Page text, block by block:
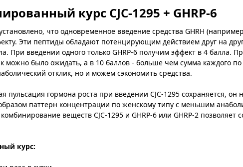
курс CJC-1295 + GHRP-6
что одновременное введение средства GHRH
Эти пептиды обладают потенцирующим действием друг на
При введении одного только GHRP-6 получим эффект в 4
можно было ожидать, а в 10 баллов - больше чем сумма каждого
отклик, но и можем сэкономить средства.
пульсация гормона роста при введении CJC-1295 сохраняется,
паттерн концентрации по женскому типу с меньшим
веществ CJC-1295 и GHRP-6 или GHRP-2
курс: